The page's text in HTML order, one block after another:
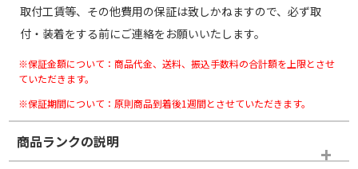
取付工賃等、その他費用の保証は致しかねますので、必ず取
付・装着をする前にご連絡をお願いいたします。
※保証金額について：商品代金、送料、振込手数料の合計額を上限とさせ
ていただきます。
※保証期間について：原則商品到着後1週間とさせていただきます。
商品ランクの説明